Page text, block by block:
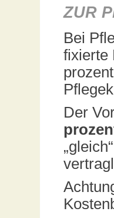
ZUR
Bei
fixierte
Der